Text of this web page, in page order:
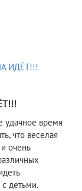
удачное время
что веселая
очень
детьми.